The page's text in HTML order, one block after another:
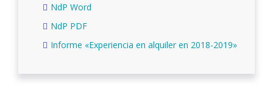
NdP Word
NdP PDF
Informe «Experiencia en alquiler en 2018-2019»